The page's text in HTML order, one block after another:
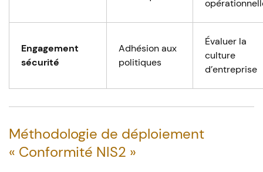
Engagement
sécurité
Adhésion aux
politiques
Évaluer la
culture
d’entreprise
Méthodologie de déploiement
« Conformité NIS2 »